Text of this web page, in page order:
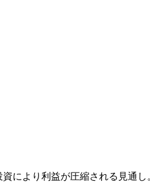
により利益が圧縮される見通